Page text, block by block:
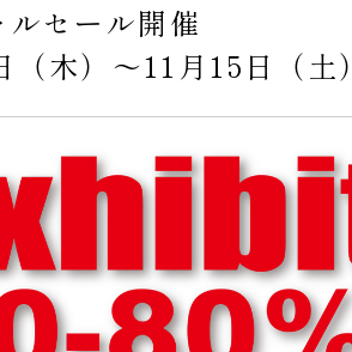
ルセール開催
（木）～11月15日（土）